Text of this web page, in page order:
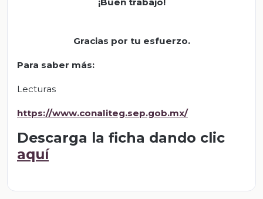
¡Buen trabajo!
Gracias por tu esfuerzo.
Para saber más:
Lecturas
https://www.conaliteg.sep.gob.mx/
Descarga la ficha dando clic
aquí